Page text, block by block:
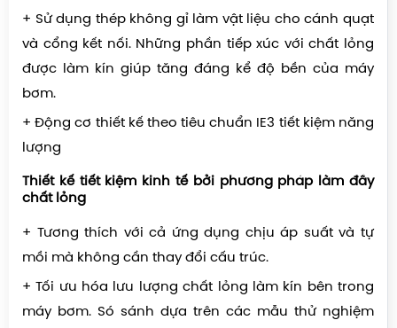
+ Sử dụng thép không gỉ làm vật liệu cho cánh quạt
và cổng kết nối. Những phần tiếp xúc với chất lỏng
được làm kín giúp tăng đáng kể độ bền của máy
bơm.
+ Động cơ thiết kế theo tiêu chuẩn IE3 tiết kiệm năng
lượng
Thiết kế tiết kiệm kinh tế bởi phương pháp làm đầy
chất lỏng
+ Tương thích với cả ứng dụng chịu áp suất và tự
mồi mà không cần thay đổi cấu trúc.
+ Tối ưu hóa lưu lượng chất lỏng làm kín bên trong
máy bơm. Só sánh dựa trên các mẫu thử nghiệm